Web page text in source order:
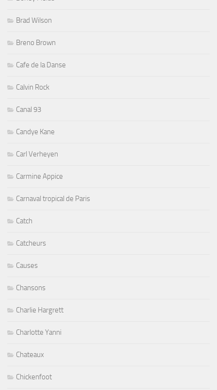
Brad Wilson
Breno Brown
Cafe de la Danse
Calvin Rock
Canal 93
Candye Kane
Carl Verheyen
Carmine Appice
Carnaval tropical de Paris
Catch
Catcheurs
Causes
Chansons
Charlie Hargrett
Charlotte Yanni
Chateaux
Chickenfoot